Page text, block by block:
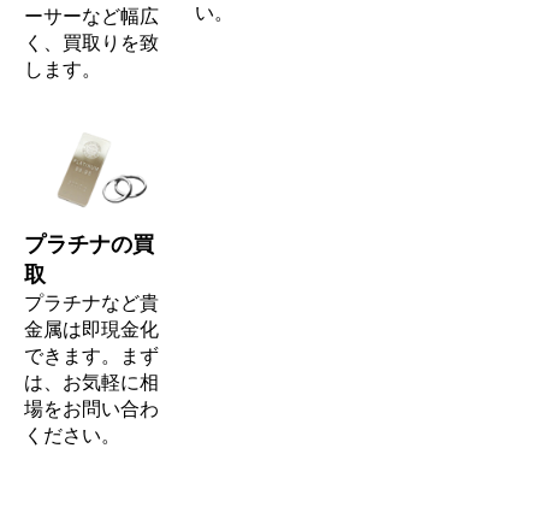
ーサーなど幅広
く、買取りを致
します。
い。
プラチナの買
取
プラチナなど貴
金属は即現金化
できます。まず
は、お気軽に相
場をお問い合わ
ください。